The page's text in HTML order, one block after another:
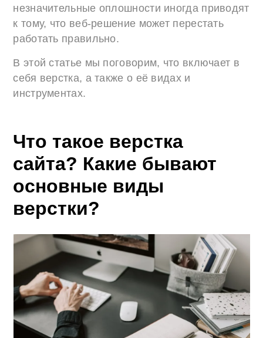
незначительные оплошности иногда приводят
к тому, что веб-решение может перестать
работать правильно.
В этой статье мы поговорим, что включает в
себя верстка, а также о её видах и
инструментах.
Что такое верстка
сайта? Какие бывают
основные виды
верстки?